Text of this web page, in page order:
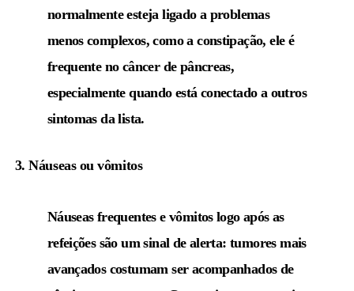
normalmente esteja ligado a problemas
menos complexos, como a constipação, ele é
frequente no câncer de pâncreas,
especialmente quando está conectado a outros
sintomas da lista.
3. Náuseas ou vômitos
Náuseas frequentes e vômitos logo após as
refeições são um sinal de alerta: tumores mais
avançados costumam ser acompanhados de